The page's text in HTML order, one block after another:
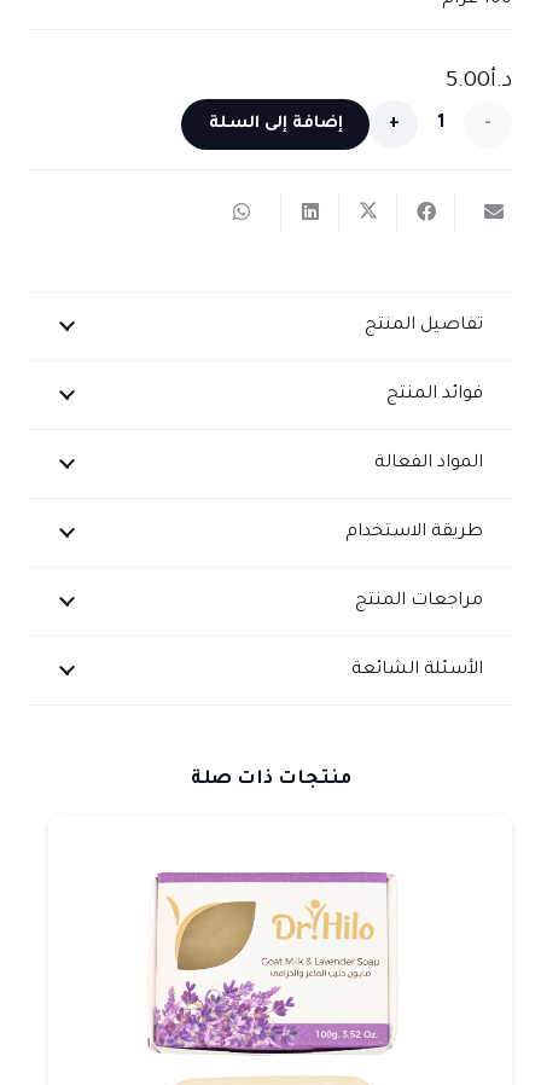
د.أ5.00
كمية
تفتيح
بعرق
من
إضافة إلى السلة
تفاصيل المنتج
فوائد المنتج
المواد الفعالة
طريقة الاستخدام
مراجعات المنتج
الأسئلة الشائعة
منتجات ذات صلة